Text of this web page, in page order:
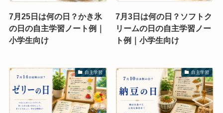
7月25日は何の日？かき氷
の日の自主学習ノート例｜
小学生向け
7月3日は何の日？ソフトク
リームの日の自主学習ノー
ト例｜小学生向け
自主学習 自主学習